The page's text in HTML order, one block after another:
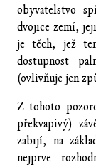
obyvatelstvo
dvojice zemí,
je těch, jež
dostupnost
(ovlivňuje jen
Z tohoto
překvapivý)
zabijí, na
nejprve